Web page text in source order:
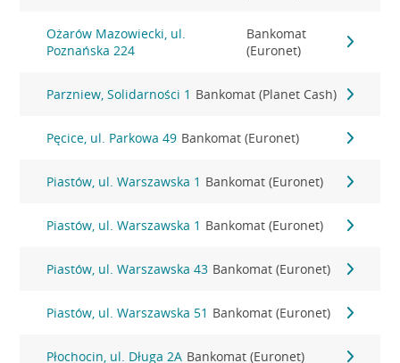
Ożarów Mazowiecki, ul.
Poznańska 224
Bankomat
(Euronet)
Parzniew, Solidarności 1 Bankomat (Planet Cash)
Pęcice, ul. Parkowa 49 Bankomat (Euronet)
Piastów, ul. Warszawska 1 Bankomat (Euronet)
Piastów, ul. Warszawska 1 Bankomat (Euronet)
Piastów, ul. Warszawska 43 Bankomat (Euronet)
Piastów, ul. Warszawska 51 Bankomat (Euronet)
Płochocin, ul. Długa 2A Bankomat (Euronet)